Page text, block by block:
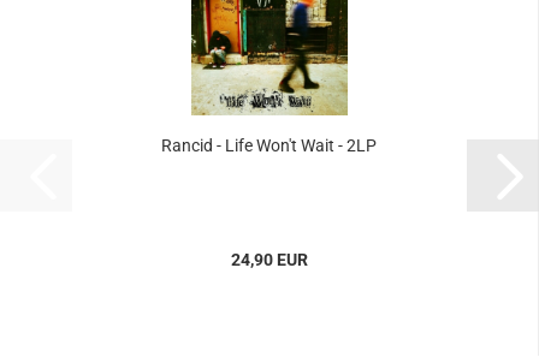
Rancid - Life Won't Wait - 2LP
24,90 EUR